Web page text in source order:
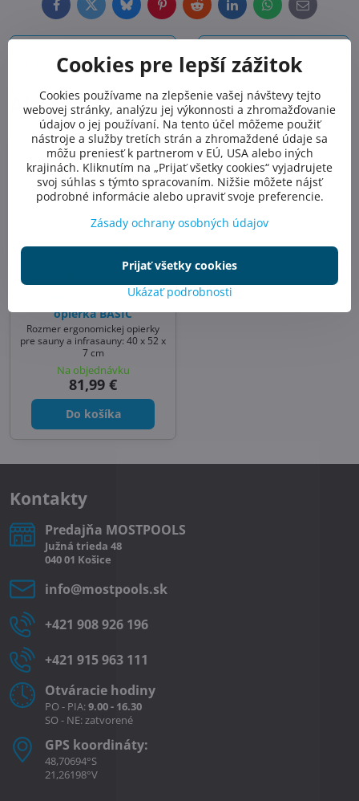
FacebookTwitterBlueskyPinterestRedditLinkedInWhatsApp
E-
mail
produkt
Nasledujúci produkt
Alternatívne produkty
Chrbtová saunová
opierka BASIC
Rozmer ergonomickej opierky
pre sauny a infrasauny: 40 x 52 x
7 cm
Na objednávku
81,99 €
Do košíka
Kontakty
Predajňa MOSTPOOLS
Južná trieda 48
040 01 Košice
info​@mostpools​.sk
+421 908 926 196
+421 915 963 111
Otváracie hodiny
PO - PIA:9.00 - 16.30
SO - NE: zatvorené
GPS koordináty:
48,70694°S
21,26198°V
Cookies pre lepší zážitok
Cookies používame na zlepšenie vašej návštevy tejto
webovej stránky, analýzu jej výkonnosti a zhromažďovanie
údajov o jej používaní. Na tento účel môžeme použiť
nástroje a služby tretích strán a zhromaždené údaje sa
môžu preniesť k partnerom v EÚ, USA alebo iných
krajinách. Kliknutím na „Prijať všetky cookies“ vyjadrujete
svoj súhlas s týmto spracovaním. Nižšie môžete nájsť
podrobné informácie alebo upraviť svoje preferencie.
Zásady ochrany osobných údajov
Ukázať podrobnosti
Prijať všetky cookies